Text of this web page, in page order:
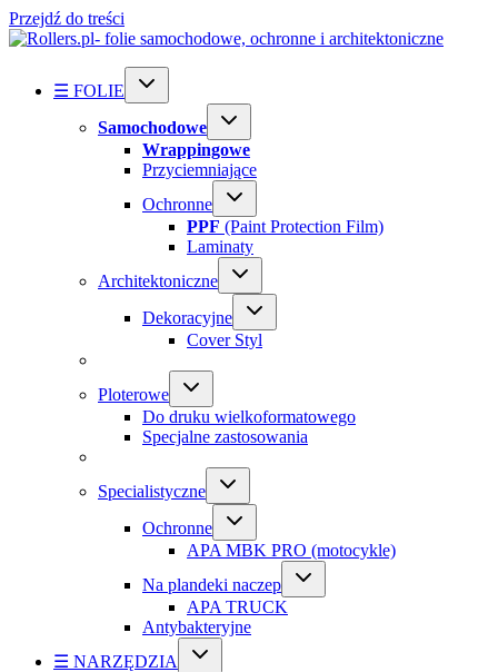
Przejdź do treści
☰ FOLIE
Samochodowe
Wrappingowe
Przyciemniające
Ochronne
PPF (Paint Protection Film)
Laminaty
Architektoniczne
Dekoracyjne
Cover Styl
Ploterowe
Do druku wielkoformatowego
Specjalne zastosowania
Specialistyczne
Ochronne
APA MBK PRO (motocykle)
Na plandeki naczep
APA TRUCK
Antybakteryjne
☰ NARZĘDZIA